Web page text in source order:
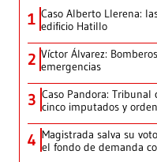
1 Caso Alberto Llerena:
edificio Hatillo
2 Víctor Álvarez:
emergencias
3 Caso Pandora:
cinco imputados y
4 Magistrada salva su
el fondo de demanda